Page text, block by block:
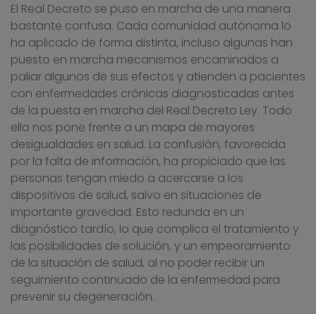
El Real Decreto se puso en marcha de una manera
bastante confusa. Cada comunidad autónoma lo
ha aplicado de forma distinta, incluso algunas han
puesto en marcha mecanismos encaminados a
paliar algunos de sus efectos y atienden a pacientes
con enfermedades crónicas diagnosticadas antes
de la puesta en marcha del Real Decreto Ley. Todo
ello nos pone frente a un mapa de mayores
desigualdades en salud. La confusión, favorecida
por la falta de información, ha propiciado que las
personas tengan miedo a acercarse a los
dispositivos de salud, salvo en situaciones de
importante gravedad. Esto redunda en un
diagnóstico tardío, lo que complica el tratamiento y
las posibilidades de solución, y un empeoramiento
de la situación de salud, al no poder recibir un
seguimiento continuado de la enfermedad para
prevenir su degeneración.